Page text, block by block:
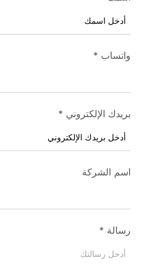
واتساب *
بريدك الإلكتروني *
اسم الشركة
رسالة *